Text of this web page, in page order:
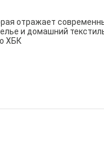
отражает
и домашний
ХБК